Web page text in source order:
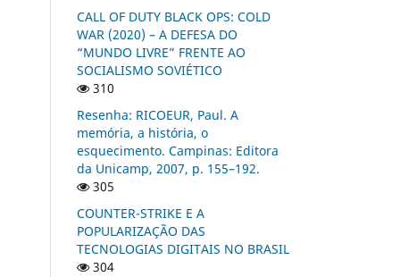
CALL OF DUTY BLACK OPS: COLD
WAR (2020) – A DEFESA DO
“MUNDO LIVRE” FRENTE AO
SOCIALISMO SOVIÉTICO
310
Resenha: RICOEUR, Paul. A
memória, a história, o
esquecimento. Campinas: Editora
da Unicamp, 2007, p. 155–192.
305
COUNTER-STRIKE E A
POPULARIZAÇÃO DAS
TECNOLOGIAS DIGITAIS NO BRASIL
304